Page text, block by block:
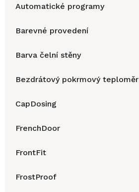
Automatické programy
Barevné provedení
Barva čelní stěny
Bezdrátový pokrmový teploměr
CapDosing
FrenchDoor
FrontFit
FrostProof